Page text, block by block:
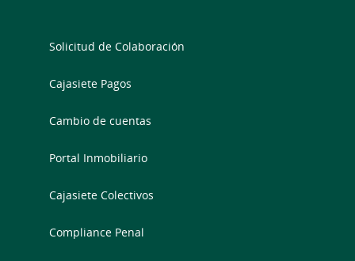
Solicitud de Colaboración
Cajasiete Pagos
Cambio de cuentas
Portal Inmobiliario
Cajasiete Colectivos
Compliance Penal